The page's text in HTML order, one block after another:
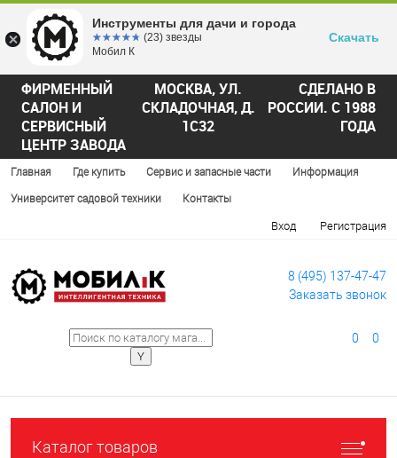
ФИРМЕННЫЙ
САЛОН И
СЕРВИСНЫЙ
ЦЕНТР ЗАВОДА
МОСКВА, УЛ.
СКЛАДОЧНАЯ, Д.
1С32
СДЕЛАНО В
РОССИИ. С 1988
ГОДА
Главная Где купить Сервис и запасные части Информация
Университет садовой техники Контакты
Вход Регистрация
8 (495) 137-47-47
Заказать звонок
0 0
Каталог товаров
Инструменты для дачи и города
☆☆☆☆☆
★★★★★ (23) звезды
Мобил К
Скачать